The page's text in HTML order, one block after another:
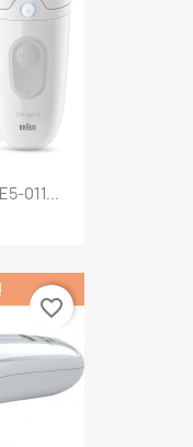
011...
favorite_border